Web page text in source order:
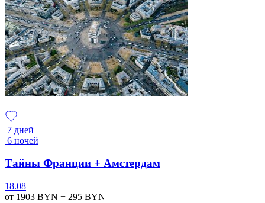
7 дней
6 ночей
Тайны Франции + Амстердам
18.08
от 1903 BYN + 295 BYN